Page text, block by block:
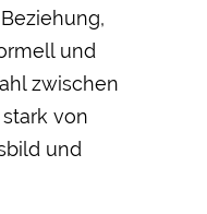
und
zwischen
von
und